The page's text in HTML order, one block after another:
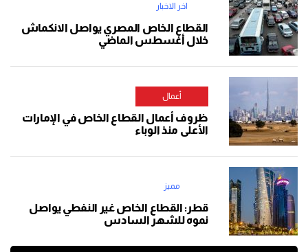
اخر الاخبار
القطاع الخاص المصري يواصل الانكماش
خلال أغسطس الماضي
أعمال
ظروف أعمال القطاع الخاص في الإمارات
الأعلى منذ الوباء
مميز
قطر: القطاع الخاص غير النفطي يواصل
نموه للشهر السادس